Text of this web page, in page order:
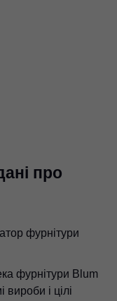
про
фурнітури
фурнітури Blum
і цілі